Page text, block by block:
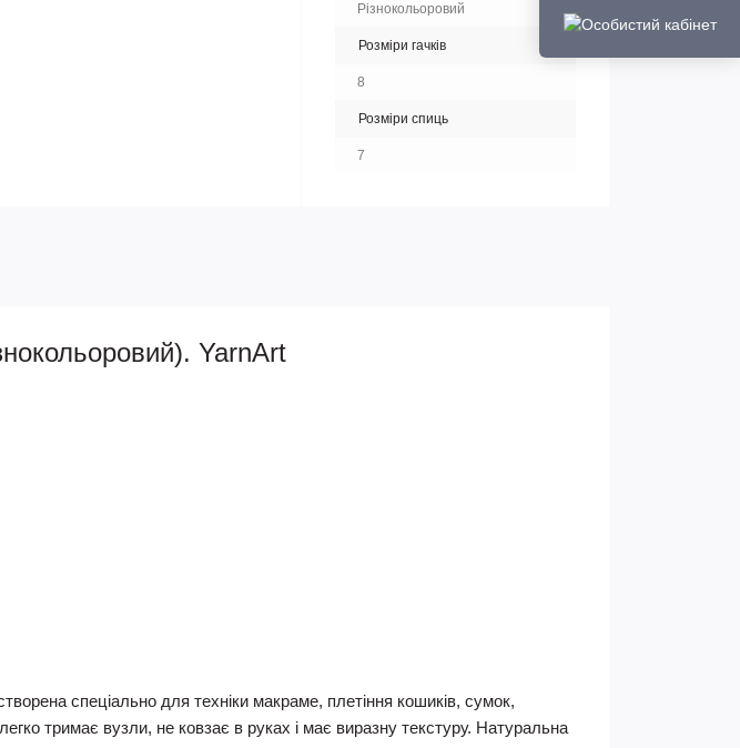
Різнокольоровий
Розміри гачків
8
Розміри спиць
7
YarnArt
спеціально для техніки макраме, плетіння кошиків, сумок,
тримає вузли, не ковзає в руках і має виразну текстуру. Натуральна